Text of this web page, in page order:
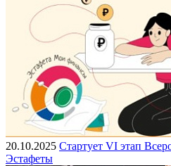
20.10.2025 Стартует VI этап
Эстафеты